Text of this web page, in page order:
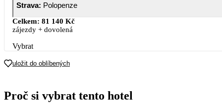
Strava: Polopenze
Celkem: 81 140 Kč
zájezdy + dovolená
Vybrat
uložit do oblíbených
Proč si vybrat tento hotel